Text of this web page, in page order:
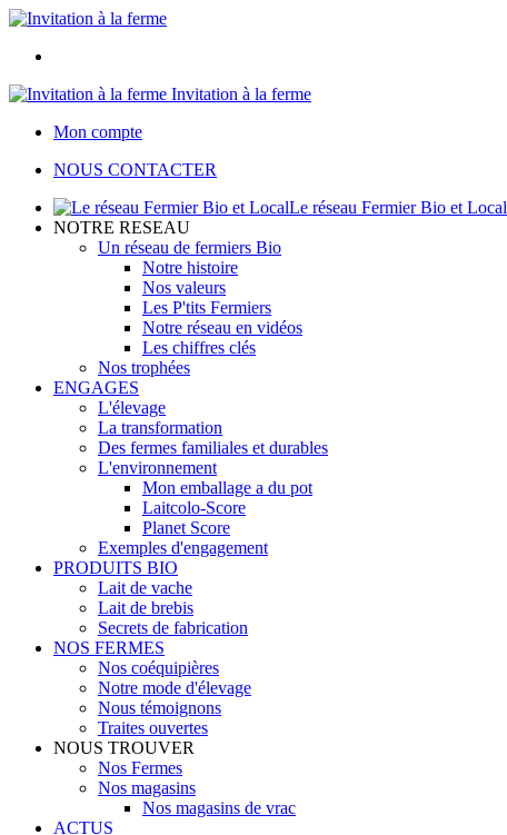
Invitation à la ferme
Mon compte
NOUS CONTACTER
Le réseau Fermier Bio et Local
NOTRE RESEAU
Un réseau de fermiers Bio
Notre histoire
Nos valeurs
Les P'tits Fermiers
Notre réseau en vidéos
Les chiffres clés
Nos trophées
ENGAGES
L'élevage
La transformation
Des fermes familiales et durables
L'environnement
Mon emballage a du pot
Laitcolo-Score
Planet Score
Exemples d'engagement
PRODUITS BIO
Lait de vache
Lait de brebis
Secrets de fabrication
NOS FERMES
Nos coéquipières
Notre mode d'élevage
Nous témoignons
Traites ouvertes
NOUS TROUVER
Nos Fermes
Nos magasins
Nos magasins de vrac
ACTUS